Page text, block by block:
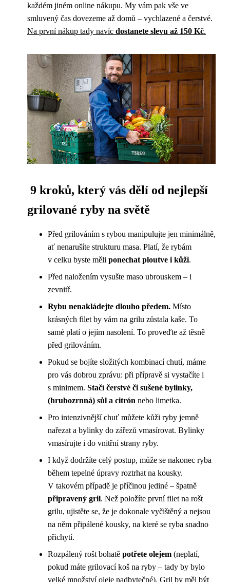
každém jiném online nákupu. My vám pak vše ve
smluvený čas dovezeme až domů – vychlazené a čerstvé.
Na první nákup tady navíc dostanete slevu až 150 Kč.
9 kroků, který vás dělí od nejlepší
grilované ryby na světě
Před grilováním s rybou manipulujte jen minimálně,
ať nenarušíte strukturu masa. Platí, že rybám
v celku byste měli ponechat ploutve i kůži.
Před naložením vysušte maso ubrouskem – i
zevnitř.
Rybu nenakládejte dlouho předem. Místo
krásných filet by vám na grilu zůstala kaše. To
samé platí o jejím nasolení. To proveďte až těsně
před grilováním.
Pokud se bojíte složitých kombinací chutí, máme
pro vás dobrou zprávu: při přípravě si vystačíte i
s minimem. Stačí čerstvé či sušené bylinky,
(hrubozrnná) sůl a citrón nebo limetka.
Pro intenzivnější chuť můžete kůži ryby jemně
nařezat a bylinky do zářezů vmasírovat. Bylinky
vmasírujte i do vnitřní strany ryby.
I když dodržíte celý postup, může se nakonec ryba
během tepelné úpravy roztrhat na kousky.
V takovém případě je příčinou jediné – špatně
připravený gril. Než položíte první filet na rošt
grilu, ujistěte se, že je dokonale vyčištěný a nejsou
na něm připálené kousky, na které se ryba snadno
přichytí.
Rozpálený rošt bohatě potřete olejem (neplatí,
pokud máte grilovací koš na ryby – tady by bylo
velké množství oleje nadbytečné). Gril by měl být